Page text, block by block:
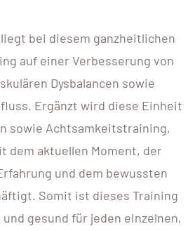
bei diesem ganzheitlichen
auf einer Verbesserung von
Dysbalancen sowie
Ergänzt wird diese Einheit
sowie Achtsamkeitstraining,
dem aktuellen Moment, der
und dem bewussten
Somit ist dieses Training
gesund für jeden einzelnen,